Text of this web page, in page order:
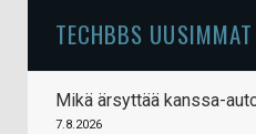
TECHBBS
Mikä ärsyttää kanssa-
7.8.2026